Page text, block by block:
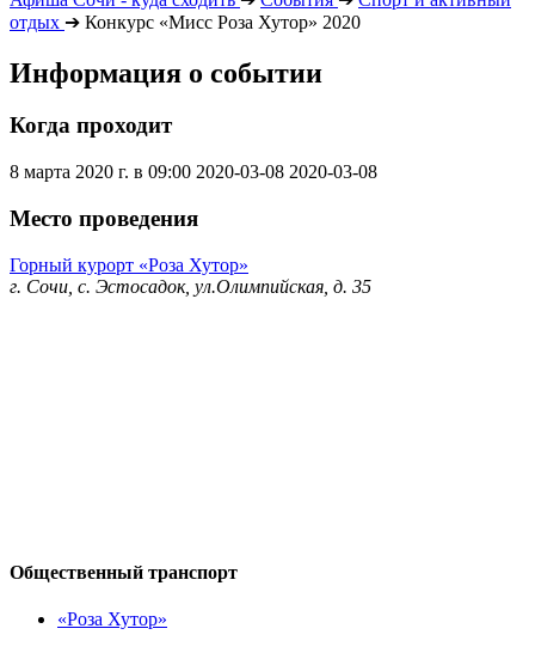
отдых ➔ Конкурс «Мисс Роза Хутор» 2020
Информация о событии
Когда проходит
8 марта 2020 г. в 09:00 2020-03-08 2020-03-08
Место проведения
Горный курорт «Роза Хутор»
г. Сочи, с. Эстосадок, ул.Олимпийская, д. 35
Общественный транспорт
«Роза Хутор»